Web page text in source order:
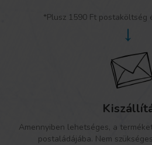
*Plusz 1590 Ft postaköltség
→
Amennyiben lehetséges, a
postaládájába. Nem